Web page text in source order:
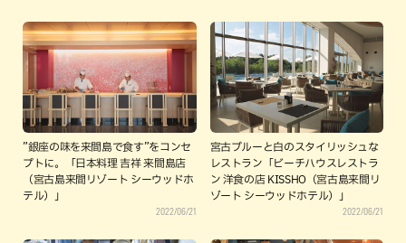
”銀座の味を来間島で食す”をコンセ
プトに。「日本料理 吉祥 来間島店
（宮古島来間リゾート シーウッドホ
テル）」
2022/06/21
宮古ブルーと白のスタイリッシュな
レストラン「ビーチハウスレストラ
ン 洋食の店 KISSHO（宮古島来間リ
ゾート シーウッドホテル）」
2022/06/21